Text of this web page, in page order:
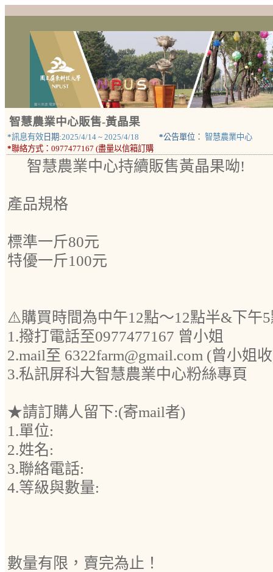
智慧農業中心販售-黃晶果
*訊息有效 日期:2025/4/14 ~ 2025/4/18 *公告單位： 智慧農業中心
*聯絡方式： 0977477167 (盡量以信箱訂購
智慧農業中心持續販售黃晶果呦!
產品規格
標準一斤80元
特優一斤100元
⚠️購買時間為中午12點～12點半&下午
1.撥打電話至0977477167 曾小姐
2.mail至 6322farm@gmail.com (曾小姐
3.私訊屏科大智慧農業中心粉絲專頁
★請訂購人留下:(寄mail者)
1.單位:
2.姓名:
3.聯絡電話:
4.等級與數量:
數量有限，賣完為止！